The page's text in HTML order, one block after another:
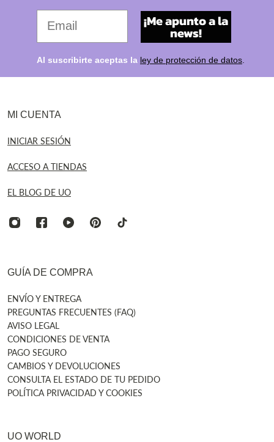
¡Me apunto a la
news!
Al suscribirte aceptas la ley de protección de datos
MI CUENTA
INICIAR SESIÓN
ACCESO A TIENDAS
EL BLOG DE UO
GUÍA DE COMPRA
ENVÍO Y ENTREGA
PREGUNTAS FRECUENTES (FAQ)
AVISO LEGAL
CONDICIONES DE VENTA
PAGO SEGURO
CAMBIOS Y DEVOLUCIONES
CONSULTA EL ESTADO DE TU PEDIDO
POLÍTICA PRIVACIDAD Y COOKIES
UO WORLD